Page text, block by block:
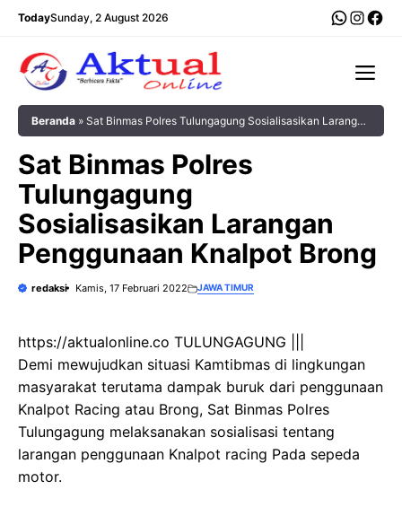
Langsung
TodaySunday, 2 August 2026
Beranda » Sat Binmas Polres Tulungagung Sosialisasikan Larangan
Sat Binmas Polres
Tulungagung
Sosialisasikan Larangan
Penggunaan Knalpot Brong
redaksi Kamis, 17 Februari 2022 JAWA TIMUR
https://aktualonline.co TULUNGAGUNG |||
Demi mewujudkan situasi Kamtibmas di lingkungan
masyarakat terutama dampak buruk dari penggunaan
Knalpot Racing atau Brong, Sat Binmas Polres
Tulungagung melaksanakan sosialisasi tentang
larangan penggunaan Knalpot racing Pada sepeda
motor.